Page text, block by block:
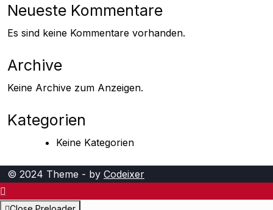
Neueste Kommentare
Es sind keine Kommentare vorhanden.
Archive
Keine Archive zum Anzeigen.
Kategorien
Keine Kategorien
© 2024 Theme - by Codeixer